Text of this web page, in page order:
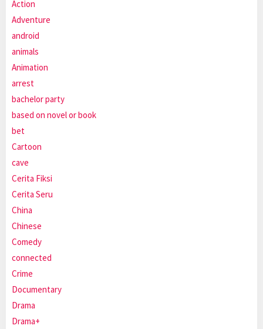
Action
Adventure
android
animals
Animation
arrest
bachelor party
based on novel or book
bet
Cartoon
cave
Cerita Fiksi
Cerita Seru
China
Chinese
Comedy
connected
Crime
Documentary
Drama
Drama+